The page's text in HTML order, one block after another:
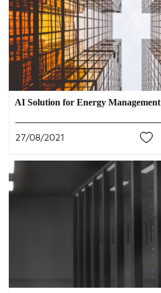
AI Solution for Energy Management
27/08/2021